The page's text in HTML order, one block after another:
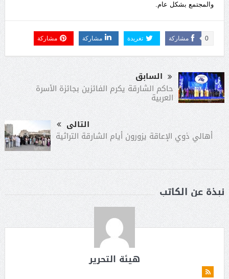
والمجتمع بشكل عام.
مشاركة 0 تغريدة مشاركة مشاركة
السابق
حاكم الشارقة يكرم الفائزين بجائزة الأسرة
العربية
التالى
أهالي ذوي الإعاقة يزورون أيام الشارقة التراثية
نبذة عن الكاتب
هيئة التحرير